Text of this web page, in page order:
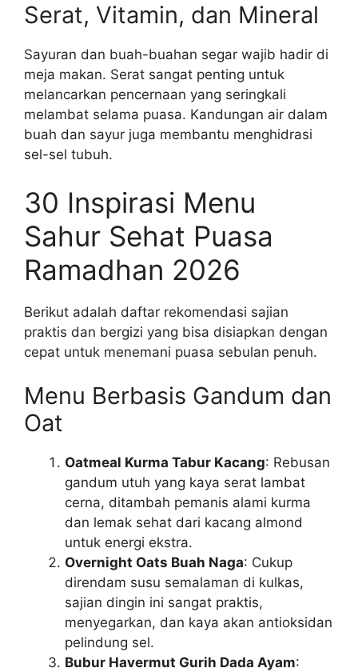
Serat, Vitamin, dan Mineral
Sayuran dan buah-buahan segar wajib hadir di
meja makan. Serat sangat penting untuk
melancarkan pencernaan yang seringkali
melambat selama puasa. Kandungan air dalam
buah dan sayur juga membantu menghidrasi
sel-sel tubuh.
30 Inspirasi Menu
Sahur Sehat Puasa
Ramadhan 2026
Berikut adalah daftar rekomendasi sajian
praktis dan bergizi yang bisa disiapkan dengan
cepat untuk menemani puasa sebulan penuh.
Menu Berbasis Gandum dan
Oat
Oatmeal Kurma Tabur Kacang: Rebusan
gandum utuh yang kaya serat lambat
cerna, ditambah pemanis alami kurma
dan lemak sehat dari kacang almond
untuk energi ekstra.
Overnight Oats Buah Naga: Cukup
direndam susu semalaman di kulkas,
sajian dingin ini sangat praktis,
menyegarkan, dan kaya akan antioksidan
pelindung sel.
Bubur Havermut Gurih Dada Ayam: